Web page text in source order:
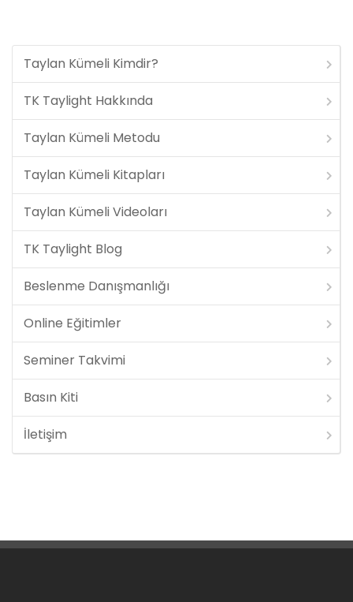
Taylan Kümeli Kimdir?
TK Taylight Hakkında
Taylan Kümeli Metodu
Taylan Kümeli Kitapları
Taylan Kümeli Videoları
TK Taylight Blog
Beslenme Danışmanlığı
Online Eğitimler
Seminer Takvimi
Basın Kiti
İletişim